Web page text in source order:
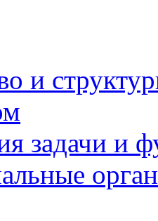
и
задачи и